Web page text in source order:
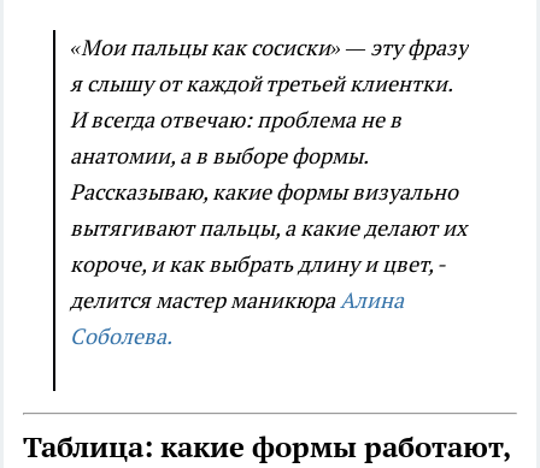
«Мои пальцы как сосиски» — эту фразу
я слышу от каждой третьей клиентки.
И всегда отвечаю: проблема не в
анатомии, а в выборе формы.
Рассказываю, какие формы визуально
вытягивают пальцы, а какие делают их
короче, и как выбрать длину и цвет, -
делится мастер маникюраАлина
Соболева.
Таблица: какие формы работают,